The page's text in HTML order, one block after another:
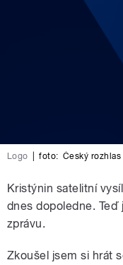
Logo foto: Český rozhlas
Kristýnin satelitní
dnes dopoledne. Teď
zprávu.
Zkoušel jsem si hrát